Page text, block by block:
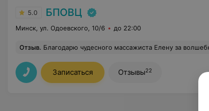
5.0 БПОВЦ
Минск, ул. Одоевского, 10/6 до 22:00
Отзыв. Благодарю чудесного массажиста Елену за волшебный курс буккального массажа. Пришла по рекомендации невролога, ДВЧС. Результат ошеломляющий для меня: прошла ассимметрия лица, помолодела лет на 10, в общем, я очень довольна! И очень приятно, что в работе используется качественная белорусская косметика. Продолжаю ходить для
Записаться Отзывы22